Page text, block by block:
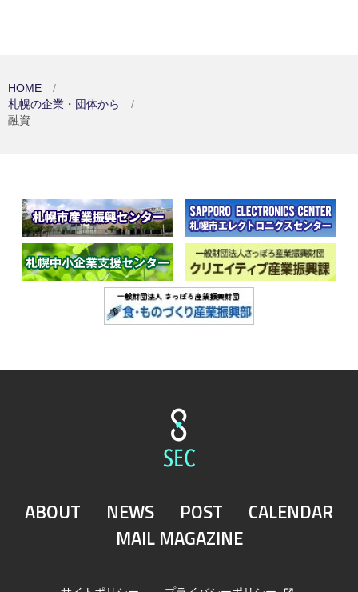
HOME
札幌の企業・団体から
融資
ABOUT NEWS POST
CALENDAR
MAIL MAGAZINE